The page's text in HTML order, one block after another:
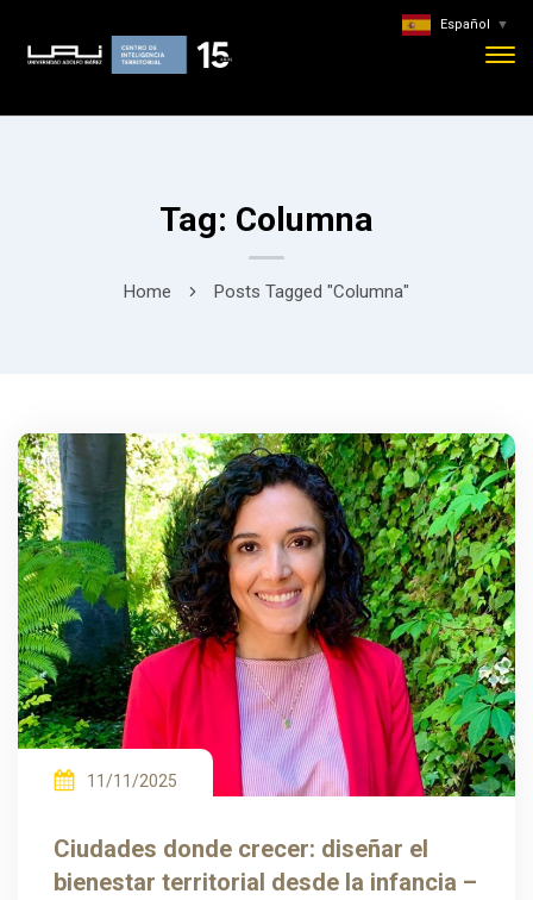
Tag: Columna
Home Posts Tagged "Columna"
11/11/2025
Ciudades donde crecer: diseñar el
bienestar territorial desde la infancia –
Español ▼